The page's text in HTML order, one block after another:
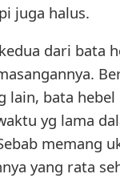
juga halus.
dari bata
lain, bata
yg lama
memang
yang rata